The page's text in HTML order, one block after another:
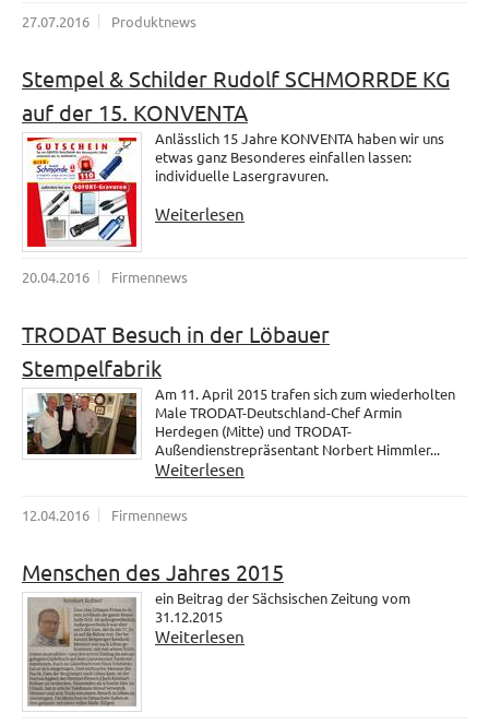
27.07.2016 Produktnews
Stempel & Schilder Rudolf SCHMORRDE KG
auf der 15. KONVENTA
Anlässlich 15 Jahre KONVENTA haben wir uns
etwas ganz Besonderes einfallen lassen:
individuelle Lasergravuren.
Weiterlesen
20.04.2016 Firmennews
TRODAT Besuch in der Löbauer
Stempelfabrik
Am 11. April 2015 trafen sich zum wiederholten
Male TRODAT-Deutschland-Chef Armin
Herdegen (Mitte) und TRODAT-
Außendienstrepräsentant Norbert Himmler...
Weiterlesen
12.04.2016 Firmennews
Menschen des Jahres 2015
ein Beitrag der Sächsischen Zeitung vom
31.12.2015
Weiterlesen